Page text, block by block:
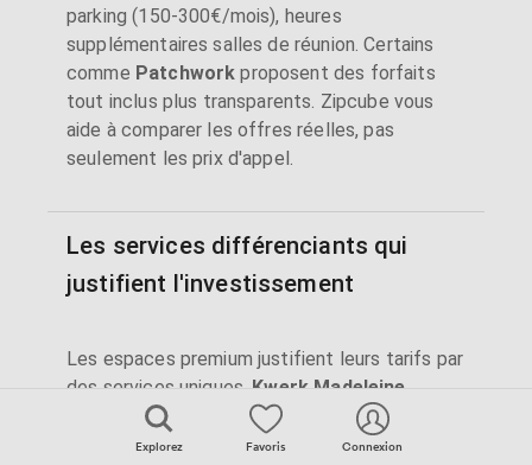
Explorez Favoris Connexion
parking (150-300€/mois), heures
supplémentaires salles de réunion. Certains
comme Patchwork proposent des forfaits
tout inclus plus transparents. Zipcube vous
aide à comparer les offres réelles, pas
seulement les prix d'appel.
Les services différenciants qui
justifient l'investissement
Les espaces premium justifient leurs tarifs par
des services uniques. Kwerk Madeleine
propose studio yoga et méditation avec cours
The Bureau
offre un programme 'The